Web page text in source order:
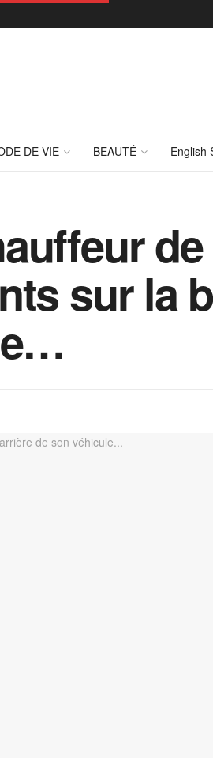
DE VIE BEAUTÉ English
sur la